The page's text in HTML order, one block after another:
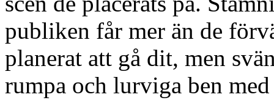
publiken får mer än de
planerat att gå dit, men
rumpa och lurviga ben